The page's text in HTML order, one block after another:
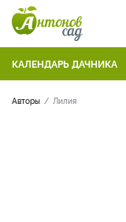
КАЛЕНДАРЬ ДАЧНИКА
Авторы Лилия